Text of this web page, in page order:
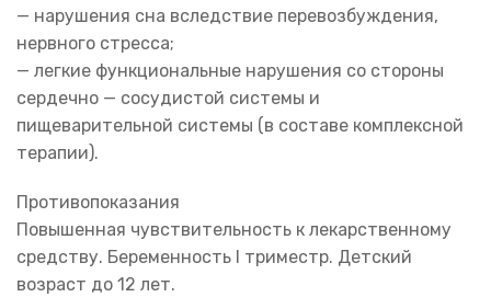
— нарушения сна вследствие перевозбуждения,
нервного стресса;
— легкие функциональные нарушения со стороны
сердечно — сосудистой системы и
пищеварительной системы (в составе комплексной
терапии).
Противопоказания
Повышенная чувствительность к лекарственному
средству. Беременность I триместр. Детский
возраст до 12 лет.